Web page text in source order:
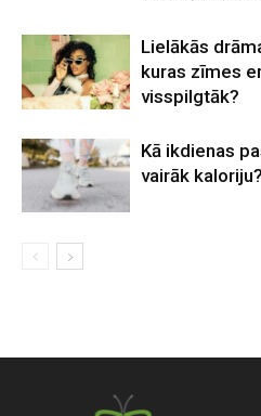
Lielākās
kuras zīmes
visspilgtāk?
Kā ikdienas
vairāk kaloriju?